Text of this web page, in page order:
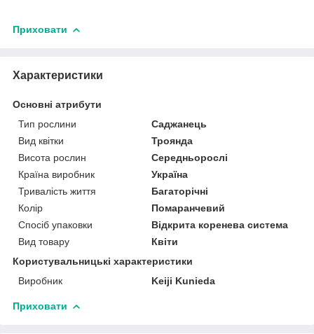
Приховати
Характеристики
Основні атрибути
Тип рослини
Саджанець
Вид квітки
Троянда
Висота рослин
Середньорослі
Країна виробник
Україна
Тривалість життя
Багаторічні
Колір
Помаранчевий
Спосіб упаковки
Відкрита коренева система
Вид товару
Квіти
Користувальницькі характеристики
Виробник
Keiji Kunieda
Приховати